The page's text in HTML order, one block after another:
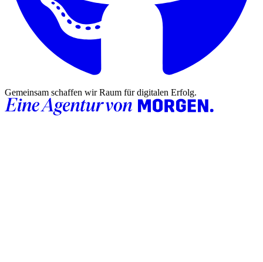
Gemeinsam schaffen wir Raum für digitalen Erfolg.